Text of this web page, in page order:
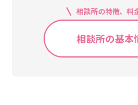
相談所の特徴、料
相談所の基本